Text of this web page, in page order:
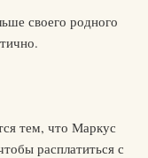
своего родного
тем, что Маркус
расплатиться с